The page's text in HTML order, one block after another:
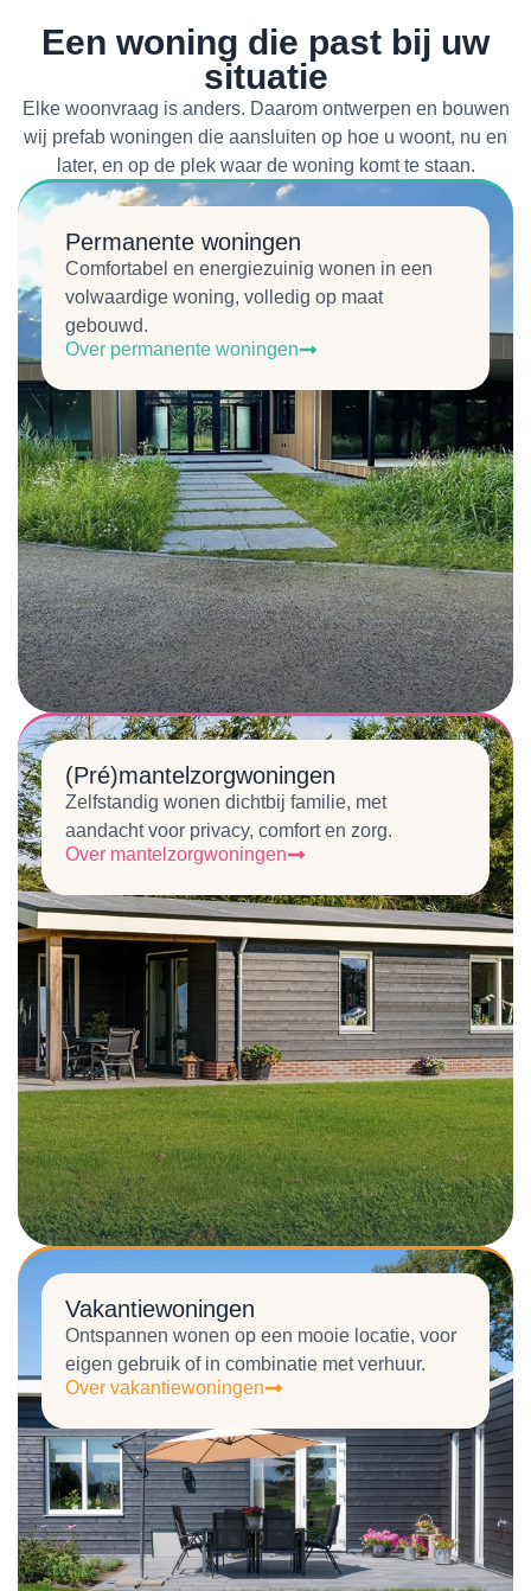
Een woning die past bij uw
situatie
Elke woonvraag is anders. Daarom ontwerpen en bouwen
wij prefab woningen die aansluiten op hoe u woont, nu en
later, en op de plek waar de woning komt te staan.
Permanente woningen
Comfortabel en energiezuinig wonen in een
volwaardige woning, volledig op maat
gebouwd.
Over permanente woningen
(Pré)mantelzorgwoningen
Zelfstandig wonen dichtbij familie, met
aandacht voor privacy, comfort en zorg.
Over mantelzorgwoningen
Vakantiewoningen
Ontspannen wonen op een mooie locatie, voor
eigen gebruik of in combinatie met verhuur.
Over vakantiewoningen